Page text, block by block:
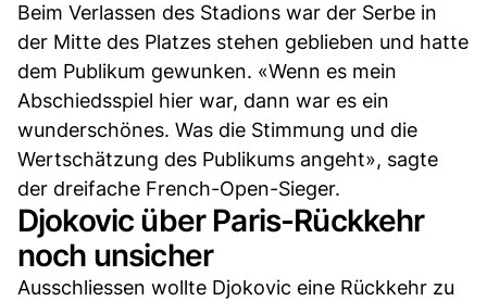
Beim Verlassen des Stadions war der Serbe in
der Mitte des Platzes stehen geblieben und hatte
dem Publikum gewunken. «Wenn es mein
Abschiedsspiel hier war, dann war es ein
wunderschönes. Was die Stimmung und die
Wertschätzung des Publikums angeht», sagte
der dreifache French-Open-Sieger.
Djokovic über Paris-Rückkehr
noch unsicher
Ausschliessen wollte Djokovic eine Rückkehr zu